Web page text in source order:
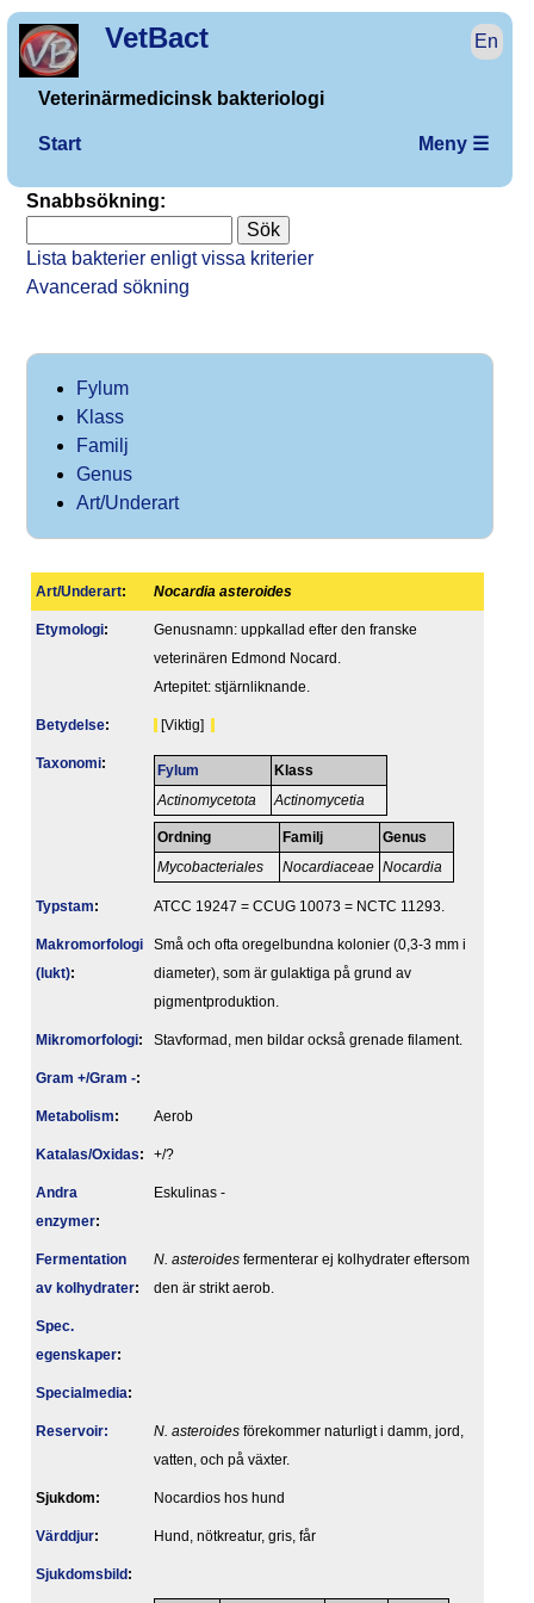
VetBact En
Veterinärmedicinsk bakteriologi
Start Meny ☰
Snabbsökning:
Lista bakterier enligt vissa kriterier
Avancerad sökning
Fylum
Klass
Familj
Genus
Art/Underart
Art/Underart: Nocardia asteroides
Etymologi:
Genusnamn: uppkallad efter den franske
veterinären Edmond Nocard.
Artepitet: stjärnliknande.
Betydelse: [Viktig]
Taxonomi: Fylum
Actinomycetota
Klass
Actinomycetia
Ordning
Mycobacteriales
Familj
Nocardiaceae
Genus
Nocardia
Typstam: ATCC 19247 = CCUG 10073 = NCTC 11293.
Makromorfologi
(lukt):
Små och ofta oregelbundna kolonier (0,3-3 mm i
diameter), som är gulaktiga på grund av
pigmentproduktion.
Mikromorfologi: Stavformad, men bildar också grenade filament.
Gram +/Gram -:
Metabolism: Aerob
Katalas/Oxidas: +/?
Andra
enzymer:
Eskulinas -
Fermentation
av kolhydrater:
N. asteroides fermenterar ej kolhydrater eftersom
den är strikt aerob.
Spec.
egenskaper:
Specialmedia:
Reservoir: N. asteroides förekommer naturligt i damm, jord,
vatten, och på växter.
Sjukdom: Nocardios hos hund
Värddjur: Hund, nötkreatur, gris, får
Sjukdomsbild :